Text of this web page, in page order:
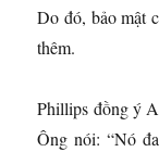
Do đó, bảo mật
thêm.
Phillips đồng ý
Ông nói: “Nó